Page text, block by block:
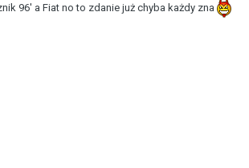
96' a Fiat no to zdanie już chyba każdy zna